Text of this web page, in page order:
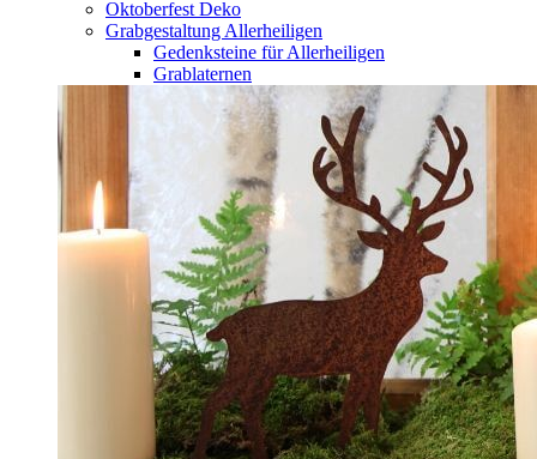
Oktoberfest Deko
Grabgestaltung Allerheiligen
Gedenksteine für Allerheiligen
Grablaternen